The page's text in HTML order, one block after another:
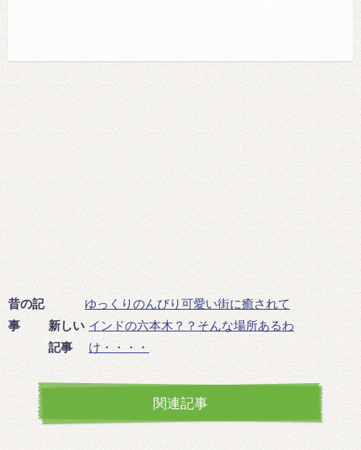
昔の記
事
ゆっくりのんびり可愛い街に癒されて
新しい
記事
インドの六本木？？そんな場所あるわ
け・・・・
関連記事